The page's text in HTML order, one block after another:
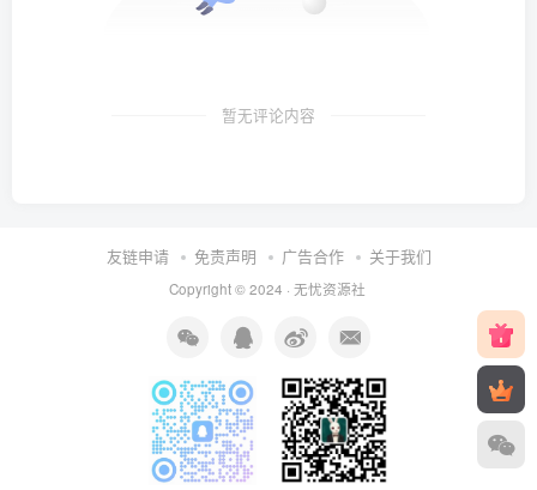
暂无评论内容
友链申请 免责声明 广告合作 关于我们
Copyright © 2024 · 无忧资源社